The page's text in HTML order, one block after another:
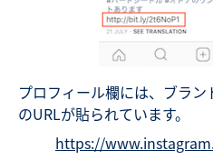
プロフィール欄には、ブラ
のURLが貼られています。
https://